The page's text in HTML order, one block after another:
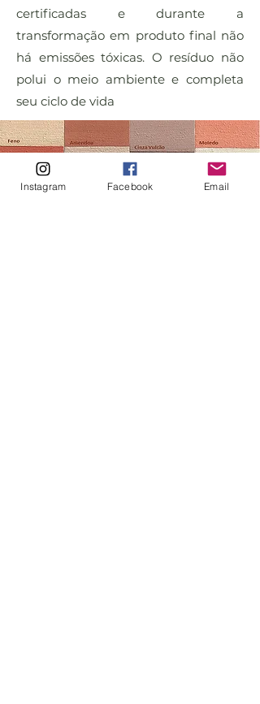
certificadas e durante a
transformação em produto final não
há emissões tóxicas. O resíduo não
polui o meio ambiente e completa
seu ciclo de vida
Instagram Facebook Email